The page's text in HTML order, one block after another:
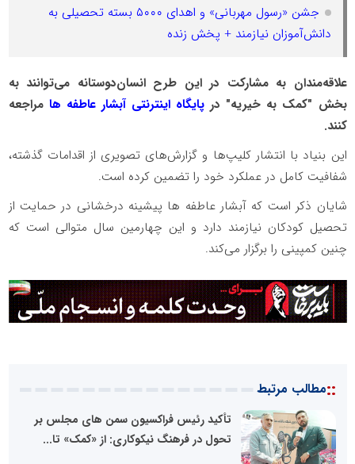
جشن «رسول مهربانی» و اهدای ۵۰۰۰ بسته تحصیلی به
دانش‌آموزان نیازمند + پخش زنده
علاقه‌مندان به مشارکت در این طرح انسان‌دوستانه می‌توانند به
بخش "کمک به خیریه" درپایگاه اینترنتی آبشار عاطفه ها مراجعه
کنند.
این بنیاد با انتشار کلیپ‌ها و گزارش‌های تصویری از اقدامات گذشته،
شفافیت کامل در عملکرد خود را تضمین کرده است.
شایان ذکر است که آبشار عاطفه ها پیشینه درخشانی در حمایت از
تحصیل کودکان نیازمند دارد و این چهارمین سال متوالی است که
چنین کمپینی را برگزار می‌کند.
::مطالب مرتبط
تأکید رئیس فراکسیون سمن های مجلس بر
تحول در فرهنگ نیکوکاری: از «کمک» تا...